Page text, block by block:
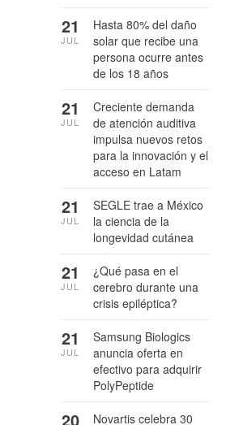
Hasta 80% del daño
solar que recibe una
persona ocurre antes
de los 18 años
21
JUL
Creciente demanda
de atención auditiva
impulsa nuevos retos
para la innovación y el
acceso en Latam
21
JUL
SEGLE trae a México
la ciencia de la
longevidad cutánea
21
JUL
¿Qué pasa en el
cerebro durante una
crisis epiléptica?
21
JUL
Samsung Biologics
anuncia oferta en
efectivo para adquirir
PolyPeptide
21
JUL
Novartis celebra 30
20